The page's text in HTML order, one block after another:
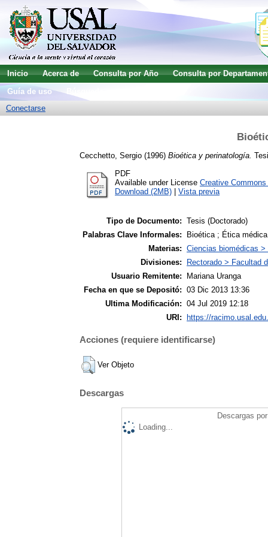
Inicio Acerca de Consulta por Año
Consulta por
Guía de uso
Conectarse
Cecchetto, Sergio (1996) Bioética y perinatología.
PDF
Available under License Creative
Download (2MB)
Vista previa
Tipo de Documento: Tesis (Doctorado)
Palabras Clave Informales:
Bioética ; Ética
Materias: Ciencias biomédicas >
Divisiones:
Rectorado > Facultad
Usuario Remitente:
Mariana Uranga
Fecha en que se Depositó: 03 Dic 2013 13:36
Ultima Modificación: 04 Jul 2019 12:18
URI:
https://
Acciones (requiere identificarse)
Ver Objeto
Descargas
Descargas
Loading...